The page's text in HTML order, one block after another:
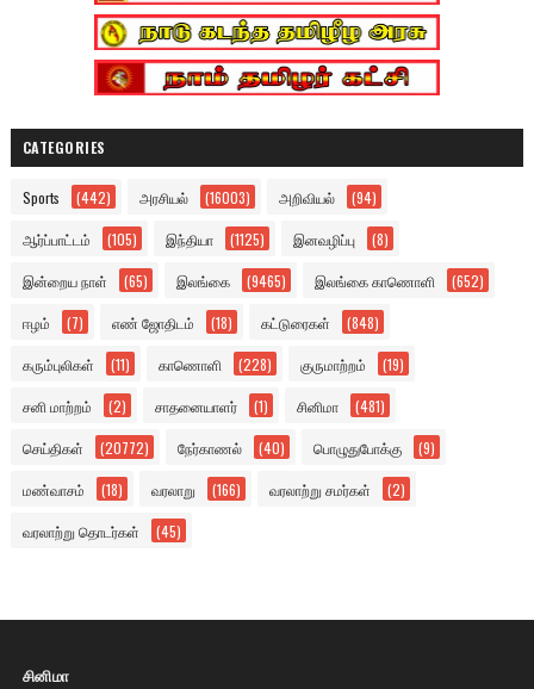
CATEGORIES
Sports (442) அரசியல் (16003) அறிவியல் (94)
ஆர்ப்பாட்டம் (105) இந்தியா (1125) இனவழிப்பு (8)
இன்றைய நாள் (65) இலங்கை (9465) இலங்கை காணொளி (652)
ஈழம் (7) எண் ஜோதிடம் (18) கட்டுரைகள் (848)
கரும்புலிகள் (11) காணொளி (228) குருமாற்றம் (19)
சனி மாற்றம் (2) சாதனையாளர் (1) சினிமா (481)
செய்திகள் (20772) நேர்காணல் (40) பொழுதுபோக்கு (9)
மண்வாசம் (18) வரலாறு (166) வரலாற்று சமர்கள் (2)
வரலாற்று தொடர்கள் (45)
சினிமா